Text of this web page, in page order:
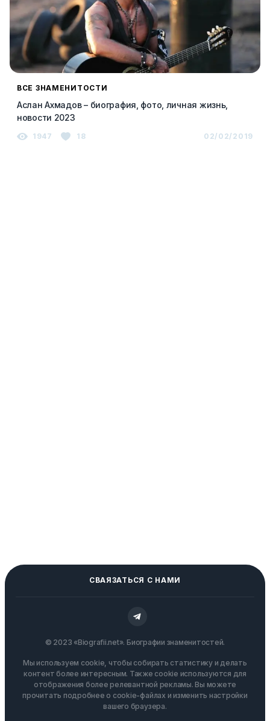
ВСЕ ЗНАМЕНИТОСТИ
Аслан Ахмадов – биография, фото, личная жизнь,
новости 2023
1947 18 02/02/2019
СВАЯЗАТЬСЯ С НАМИ
© 2023 «Biografii.net». Биографии знаменитостей.
Мы используем cookie, чтобы собирать статистику и делать
контент более интересным. Также cookie используются для
отображения более релевантной рекламы. Вы можете
прочитать подробнее о cookie-файлах и изменить настройки
вашего браузера.